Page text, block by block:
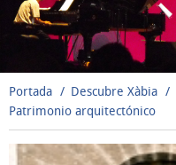
Portada Descubre Xàbia
Patrimonio arquitectónico